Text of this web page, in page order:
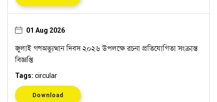
01 Aug 2026
জুলাই গণঅভ্যুত্থান দিবস ২০২৬ উপলক্ষে রচনা প্রতিযোগিতা সংক্রান্ত
বিজ্ঞপ্তি
Tags: circular
Download